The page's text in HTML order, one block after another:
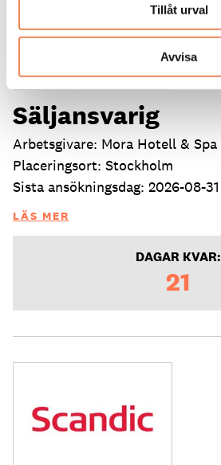
Tillåt urval
Avvisa
Säljansvarig
Arbetsgivare: Mora Hotell & Spa
Placeringsort: Stockholm
Sista ansökningsdag: 2026-08-31
LÄS MER
DAGAR KVAR:
21